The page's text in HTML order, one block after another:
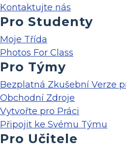
Kontaktujte nás
Pro Studenty
Moje Třída
Photos For Class
Pro Týmy
Bezplatná Zkušební Verze
Obchodní Zdroje
Vytvořte pro Práci
Připojit ke Svému Týmu
Pro Učitele